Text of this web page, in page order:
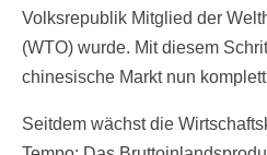
Volksrepublik Mitglied der
(WTO) wurde. Mit diesem
chinesische Markt nun
Seitdem wächst die